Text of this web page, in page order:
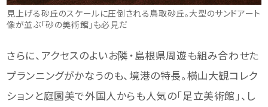
見上げる砂丘のスケールに圧倒される鳥取砂丘。大型のサンドアート
像が並ぶ「砂の美術館」も必見だ
さらに、アクセスのよいお隣・島根県周遊も組み合わせた
プランニングがかなうのも、境港の特長。横山大観コレク
ションと庭園美で外国人からも人気の「足立美術館」、し